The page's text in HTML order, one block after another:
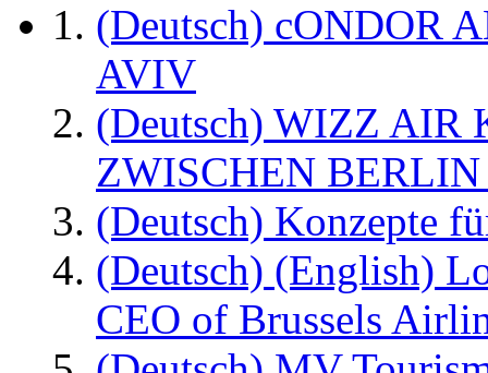
(Deutsch) cONDOR
AVIV
(Deutsch) WIZZ AIR
ZWISCHEN
(Deutsch) Konzepte
(Deutsch) (English)
CEO of Brussels